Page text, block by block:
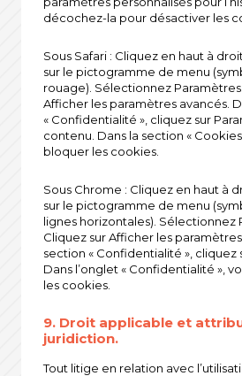
décochez-la pour désactiver les
Sous Safari : Cliquez en haut à
sur le pictogramme de menu
rouage). Sélectionnez
Afficher les paramètres avancés.
« Confidentialité », cliquez sur
contenu. Dans la section «
bloquer les cookies.
Sous Chrome : Cliquez en haut à
sur le pictogramme de menu
lignes horizontales). Sélectionnez
Cliquez sur Afficher les
section « Confidentialité », cliquez
Dans l’onglet « Confidentialité »,
les cookies.
9. Droit applicable et
juridiction.
Tout litige en relation avec